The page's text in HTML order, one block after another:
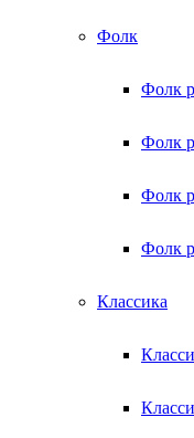
Фолк
Фолк
Фолк
Фолк
Фолк
Классика